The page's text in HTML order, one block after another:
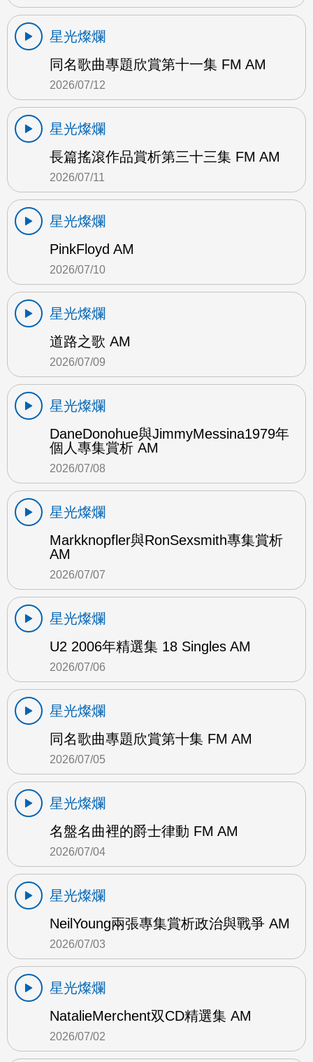
星光燦爛
同名歌曲專題欣賞第十一集 FM AM
2026/07/12
星光燦爛
長篇搖滾作品賞析第三十三集 FM AM
2026/07/11
星光燦爛
PinkFloyd AM
2026/07/10
星光燦爛
道路之歌 AM
2026/07/09
星光燦爛
DaneDonohue與JimmyMessina1979年
個人專集賞析 AM
2026/07/08
星光燦爛
Markknopfler與RonSexsmith專集賞析
AM
2026/07/07
星光燦爛
U2 2006年精選集 18 Singles AM
2026/07/06
星光燦爛
同名歌曲專題欣賞第十集 FM AM
2026/07/05
星光燦爛
名盤名曲裡的爵士律動 FM AM
2026/07/04
星光燦爛
NeilYoung兩張專集賞析政治與戰爭 AM
2026/07/03
星光燦爛
NatalieMerchent双CD精選集 AM
2026/07/02